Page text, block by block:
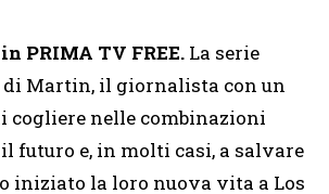
PRIMA TV FREE. La serie
Martin, il giornalista con un
cogliere nelle combinazioni
futuro e, in molti casi, a salvare
iniziato la loro nuova vita a Los